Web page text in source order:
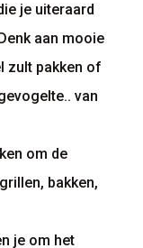
je uiteraard
aan mooie
zult pakken of
van
om de
bakken,
je om het